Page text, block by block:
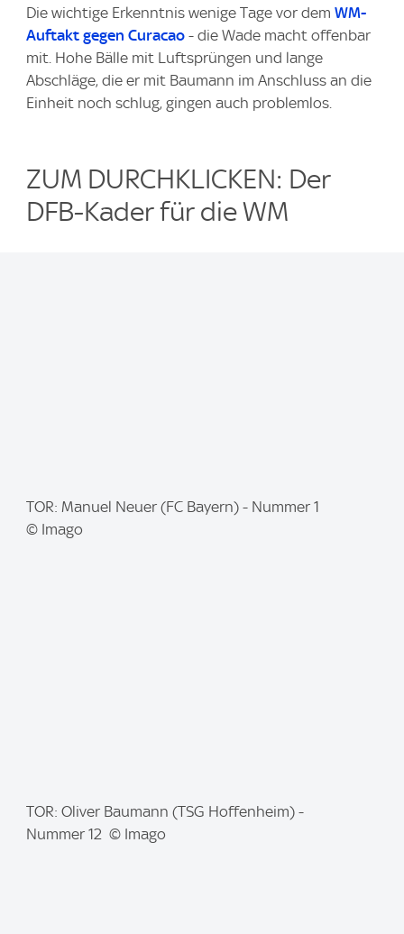
Die wichtige Erkenntnis wenige Tage vor dem WM-
Auftakt gegen Curacao - die Wade macht offenbar
mit. Hohe Bälle mit Luftsprüngen und lange
Abschläge, die er mit Baumann im Anschluss an die
Einheit noch schlug, gingen auch problemlos.
ZUM DURCHKLICKEN: Der
DFB-Kader für die WM
m
TOR: Manuel Neuer (FC Bayern) - Nummer 1
© Imago
m
TOR: Oliver Baumann (TSG Hoffenheim) -
Nummer 12 © Imago